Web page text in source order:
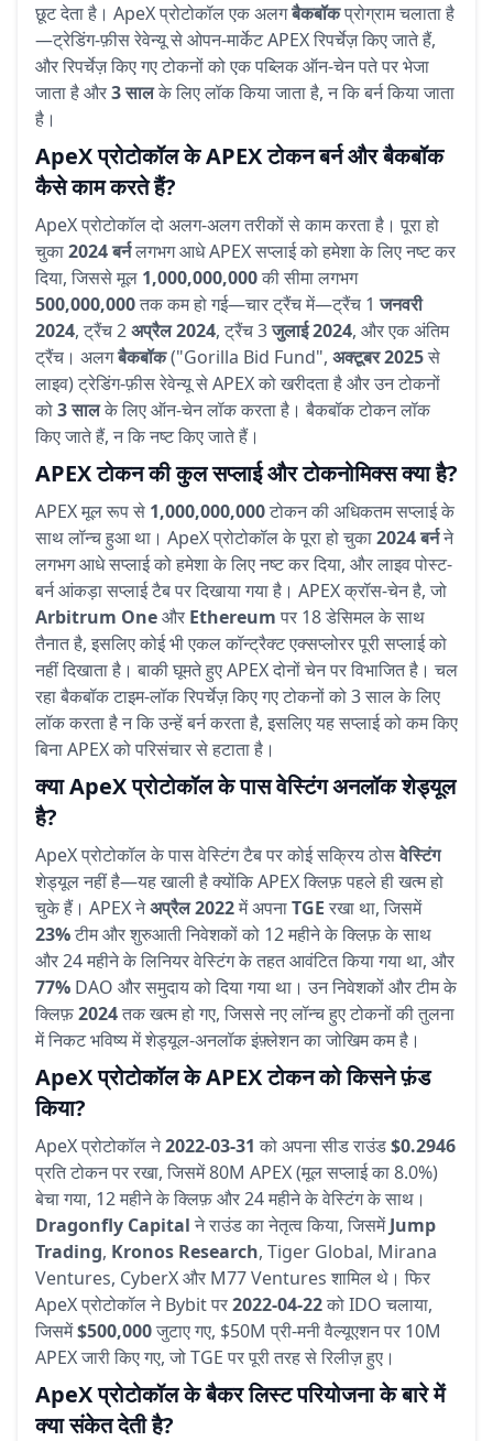
छूट देता है। ApeX प्रोटोकॉल एक अलगबैकबॉकप्रोग्राम चलाता है
—ट्रेडिंग-फ़ीस रेवेन्यू से ओपन-मार्केट APEX रिपर्चेज़ किए जाते हैं,
और रिपर्चेज़ किए गए टोकनों को एक पब्लिक ऑन-चेन पते पर भेजा
जाता है और3 सालके लिए लॉक किया जाता है, न कि बर्न किया जाता
है।
ApeX प्रोटोकॉल के APEX टोकन बर्न और बैकबॉक
कैसे काम करते हैं?
ApeX प्रोटोकॉल दो अलग-अलग तरीकों से काम करता है। पूरा हो
चुका2024 बर्नलगभग आधे APEX सप्लाई को हमेशा के लिए नष्ट कर
दिया, जिससे मूल 1,000,000,000की सीमा लगभग
500,000,000तक कम हो गई—चार ट्रैंच में—ट्रैंच 1जनवरी
2024, ट्रैंच 2अप्रैल 2024, ट्रैंच 3जुलाई 2024, और एक अंतिम
ट्रैंच। अलगबैकबॉक("Gorilla Bid Fund", अक्टूबर 2025से
लाइव) ट्रेडिंग-फ़ीस रेवेन्यू से APEX को खरीदता है और उन टोकनों
को3 सालके लिए ऑन-चेन लॉक करता है। बैकबॉक टोकन लॉक
किए जाते हैं, न कि नष्ट किए जाते हैं।
APEX टोकन की कुल सप्लाई और टोकनोमिक्स क्या है?
APEX मूल रूप से 1,000,000,000टोकन की अधिकतम सप्लाई के
साथ लॉन्च हुआ था। ApeX प्रोटोकॉल के पूरा हो चुका2024 बर्नने
लगभग आधे सप्लाई को हमेशा के लिए नष्ट कर दिया, और लाइव पोस्ट-
बर्न आंकड़ा सप्लाई टैब पर दिखाया गया है। APEX क्रॉस-चेन है, जो
Arbitrum Oneऔर Ethereum पर 18 डेसिमल के साथ
तैनात है, इसलिए कोई भी एकल कॉन्ट्रैक्ट एक्सप्लोरर पूरी सप्लाई को
नहीं दिखाता है। बाकी घूमते हुए APEX दोनों चेन पर विभाजित है। चल
रहा बैकबॉक टाइम-लॉक रिपर्चेज़ किए गए टोकनों को 3 साल के लिए
लॉक करता है न कि उन्हें बर्न करता है, इसलिए यह सप्लाई को कम किए
बिना APEX को परिसंचार से हटाता है।
क्या ApeX प्रोटोकॉल के पास वेस्टिंग अनलॉक शेड्यूल
है?
ApeX प्रोटोकॉल के पास वेस्टिंग टैब पर कोई सक्रिय ठोसवेस्टिंग
शेड्यूल नहीं है—यह खाली है क्योंकि APEX क्लिफ़ पहले ही खत्म हो
चुके हैं। APEX नेअप्रैल 2022में अपनाTGE रखा था, जिसमें
23%टीम और शुरुआती निवेशकों को 12 महीने के क्लिफ़ के साथ
और 24 महीने के लिनियर वेस्टिंग के तहत आवंटित किया गया था, और
77% DAO और समुदाय को दिया गया था। उन निवेशकों और टीम के
क्लिफ़2024तक खत्म हो गए, जिससे नए लॉन्च हुए टोकनों की तुलना
में निकट भविष्य में शेड्यूल-अनलॉक इंफ़्लेशन का जोखिम कम है।
ApeX प्रोटोकॉल के APEX टोकन को किसने फ़ंड
किया?
ApeX प्रोटोकॉल ने2022-03-31 को अपना सीड राउंड$0.2946
प्रति टोकन पर रखा, जिसमें 80M APEX (मूल सप्लाई का 8.0%)
बेचा गया, 12 महीने के क्लिफ़ और 24 महीने के वेस्टिंग के साथ।
Dragonfly Capital ने राउंड का नेतृत्व किया, जिसमेंJump
Trading, Kronos Research, Tiger Global, Mirana
Ventures, CyberX और M77 Ventures शामिल थे। फिर
ApeX प्रोटोकॉल ने Bybit पर2022-04-22को IDO चलाया,
जिसमें$500,000जुटाए गए, $50M प्री-मनी वैल्यूएशन पर 10M
APEX जारी किए गए, जो TGE पर पूरी तरह से रिलीज़ हुए।
ApeX प्रोटोकॉल के बैकर लिस्ट परियोजना के बारे में
क्या संकेत देती है?